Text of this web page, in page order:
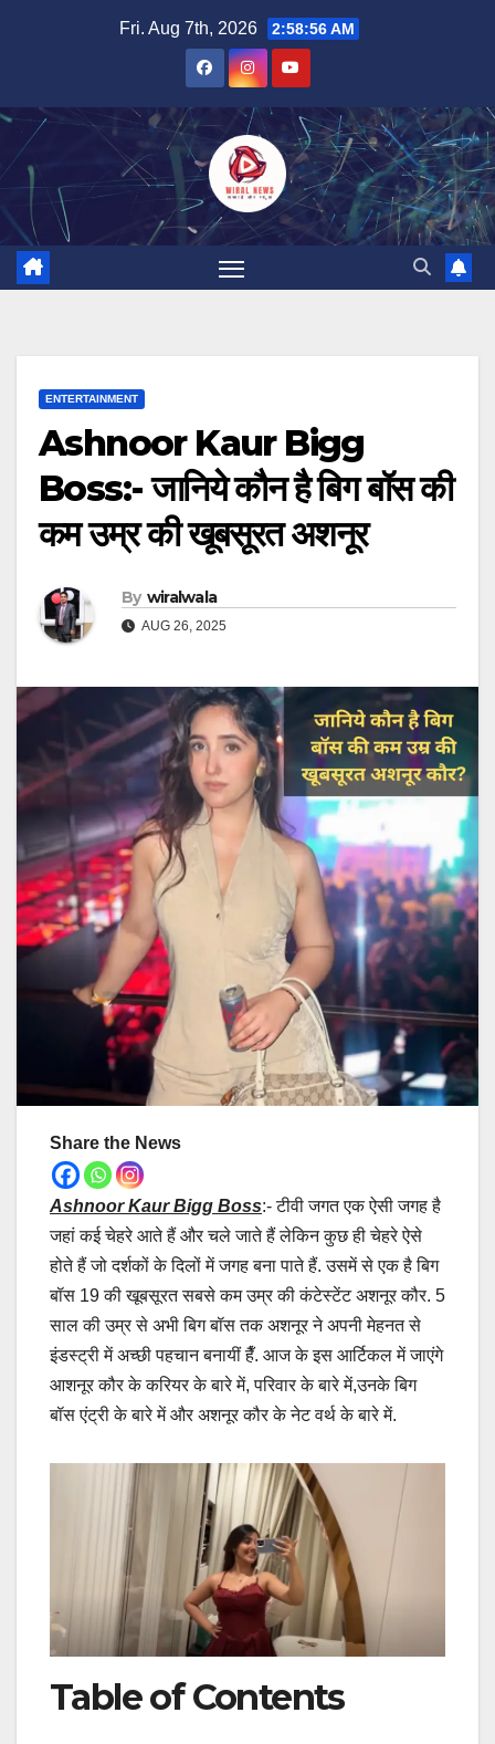
Fri. Aug 7th, 2026 2:58:58 AM
ENTERTAINMENT
Ashnoor Kaur Bigg
Boss:- जानिये कौन है बिग बॉस की
कम उम्र की खूबसूरत अशनूर
By wiralwala
AUG 26, 2025
Share the News
Ashnoor Kaur Bigg Boss:- टीवी जगत एक ऐसी जगह है
जहां कई चेहरे आते हैं और चले जाते हैं लेकिन कुछ ही चेहरे ऐसे
होते हैं जो दर्शकों के दिलों में जगह बना पाते हैं. उसमें से एक है बिग
बॉस 19 की खूबसूरत सबसे कम उम्र की कंटेस्टेंट अशनूर कौर. 5
साल की उम्र से अभी बिग बॉस तक अशनूर ने अपनी मेहनत से
इंडस्ट्री में अच्छी पहचान बनायीं हैँ. आज के इस आर्टिकल में जाएंगे
आशनूर कौर के करियर के बारे में, परिवार के बारे में,उनके बिग
बॉस एंट्री के बारे में और अशनूर कौर के नेट वर्थ के बारे में.
Table of Contents